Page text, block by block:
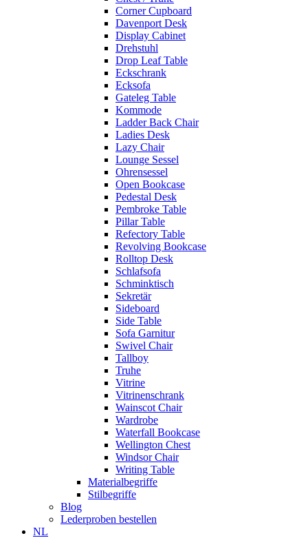
Corner Cupboard
Davenport Desk
Display Cabinet
Drehstuhl
Drop Leaf Table
Eckschrank
Ecksofa
Gateleg Table
Kommode
Ladder Back Chair
Ladies Desk
Lazy Chair
Lounge Sessel
Ohrensessel
Open Bookcase
Pedestal Desk
Pembroke Table
Pillar Table
Refectory Table
Revolving Bookcase
Rolltop Desk
Schlafsofa
Schminktisch
Sekretär
Sideboard
Side Table
Sofa Garnitur
Swivel Chair
Tallboy
Truhe
Vitrine
Vitrinenschrank
Wainscot Chair
Wardrobe
Waterfall Bookcase
Wellington Chest
Windsor Chair
Writing Table
Materialbegriffe
Stilbegriffe
Blog
Lederproben bestellen
NL